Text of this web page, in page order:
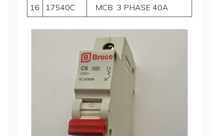
16
17540C MCB 3 PHASE 40A